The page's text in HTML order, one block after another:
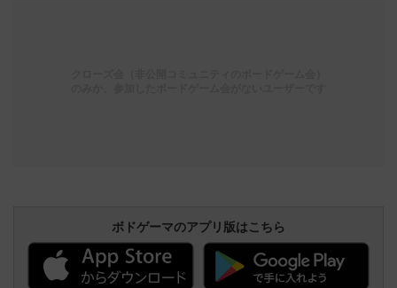
ボドゲーマのアプリ版はこちら